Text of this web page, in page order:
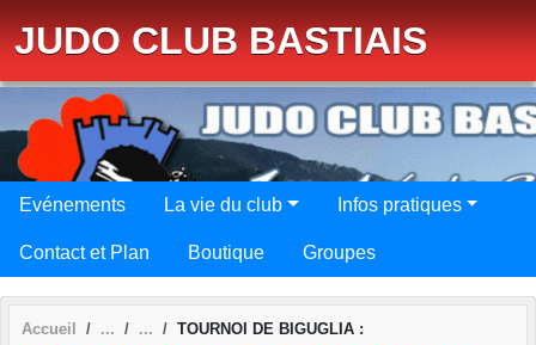
JUDO CLUB BASTIAIS
Evénements La vie du club Infos pratiques
Contact et Plan Boutique Groupes
Accueil TOURNOI DE BIGUGLIA :